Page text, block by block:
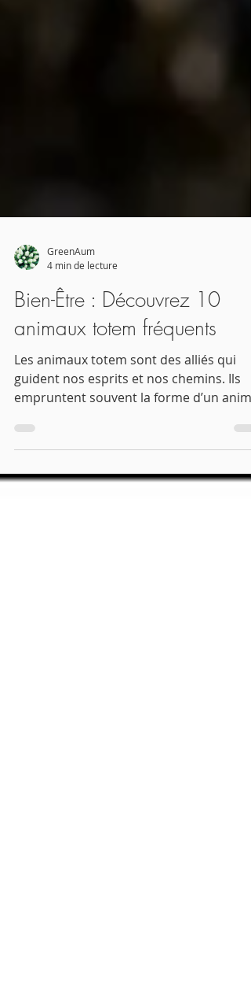
4 min de lecture
Bien-Être : Découvrez 10
animaux totem fréquents
Les animaux totem sont des alliés qui
guident nos esprits et nos chemins. Ils
empruntent souvent la forme d’un